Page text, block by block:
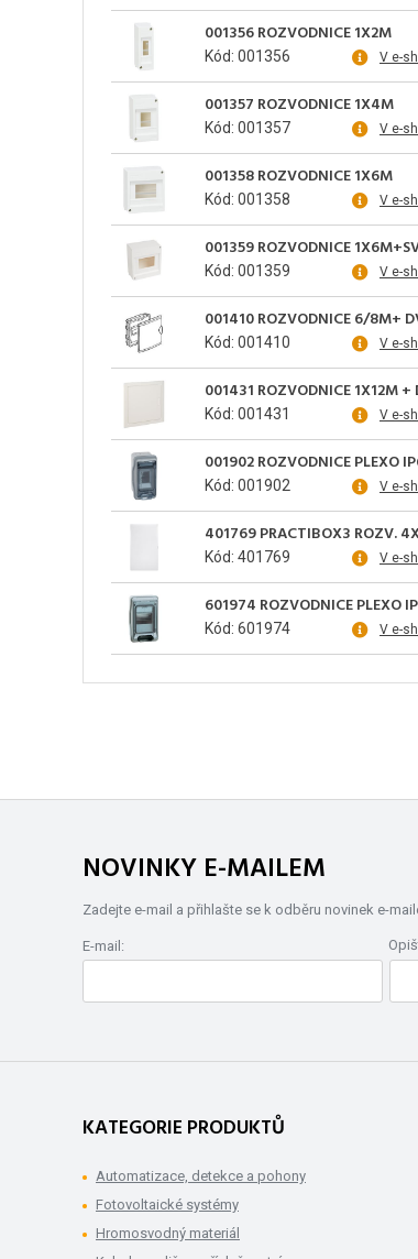
001356 ROZVODNICE 1X2M
Kód: 001356 V e-
001357 ROZVODNICE 1X4M
Kód: 001357 V e-
001358 ROZVODNICE 1X6M
Kód: 001358 V e-
001359 ROZVODNICE
Kód: 001359 V e-
001410 ROZVODNICE 6/8M+
Kód: 001410 V e-
001431 ROZVODNICE 1X12M +
Kód: 001431 V e-
001902 ROZVODNICE PLEXO
Kód: 001902 V e-
401769 PRACTIBOX3 ROZV.
Kód: 401769 V e-
601974 ROZVODNICE PLEXO
Kód: 601974 V e-
NOVINKY E-MAILEM
Zadejte e-mail a přihlašte se k odběru novinek e-
E-mail:
KATEGORIE PRODUKTŮ
Automatizace, detekce a pohony
Fotovoltaické systémy
Hromosvodný materiál